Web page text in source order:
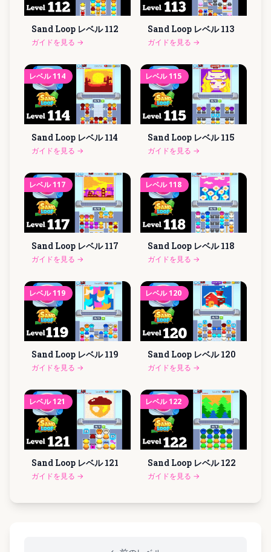
Sand Loop レベル 112
ガイドを見る →
Sand Loop レベル 113
ガイドを見る →
レベル114
Sand Loop レベル 114
ガイドを見る →
レベル115
Sand Loop レベル 115
ガイドを見る →
レベル117
Sand Loop レベル 117
ガイドを見る →
レベル118
Sand Loop レベル 118
ガイドを見る →
レベル119
Sand Loop レベル 119
ガイドを見る →
レベル120
Sand Loop レベル 120
ガイドを見る →
レベル121
Sand Loop レベル 121
ガイドを見る →
レベル122
Sand Loop レベル 122
ガイドを見る →